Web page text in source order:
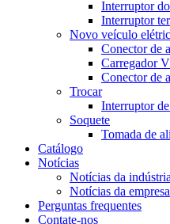
Interruptor
Interruptor
Novo veículo
Conector de
Carregador
Conector de
Trocar
Interruptor
Soquete
Tomada de
Catálogo
Notícias
Notícias da indústria
Notícias da empresa
Perguntas frequentes
Contate-nos